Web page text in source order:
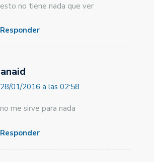
esto no tiene nada que ver
Responder
anaid
28/01/2016 a las 02:58
no me sirve para nada
Responder